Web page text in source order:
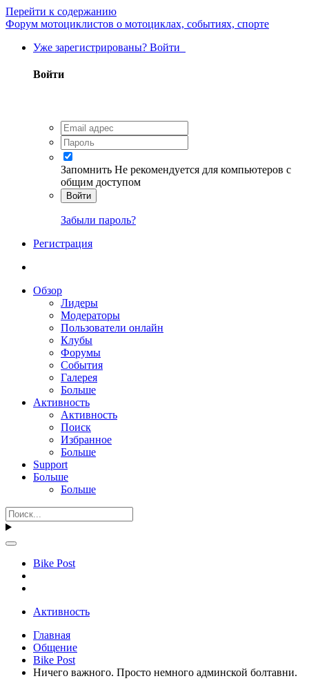
Перейти к содержанию
Форум мотоциклистов о мотоциклах, событиях, спорте
Уже зарегистрированы? Войти
Войти
Запомнить Не рекомендуется для компьютеров с
общим доступом
Войти
Забыли пароль?
Регистрация
Обзор
Лидеры
Модераторы
Пользователи онлайн
Клубы
Форумы
События
Галерея
Больше
Активность
Активность
Поиск
Избранное
Больше
Support
Больше
Больше
Bike Post
Активность
Главная
Общение
Bike Post
Ничего важного. Просто немного админской болтавни.